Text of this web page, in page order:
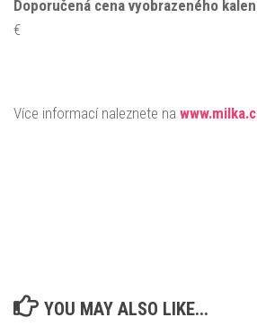
Doporučená cena vyobrazeného
€
Více informací naleznete na
YOU MAY ALSO LIKE...